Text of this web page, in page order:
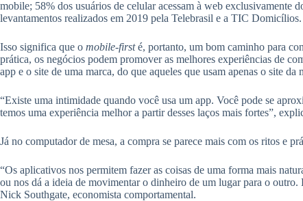
mobile; 58% dos usuários de celular acessam à web exclusivamente
levantamentos realizados em 2019 pela Telebrasil e a TIC Domicílios.
Isso significa que o mobile-firsté, portanto, um bom caminho para
prática, os negócios podem promover as melhores experiências de
app e o site de uma marca, do que aqueles que usam apenas o site
“Existe uma intimidade quando você usa um app. Você pode se
temos uma experiência melhor a partir desses laços mais fortes”,
Já no computador de mesa, a compra se parece mais com os ritos e
“Os aplicativos nos permitem fazer as coisas de uma forma mais
ou nos dá a ideia de movimentar o dinheiro de um lugar para o
Nick Southgate, economista comportamental.